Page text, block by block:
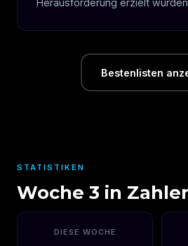
Herausforderung erzielt
Bestenlisten
STATISTIKEN
Woche 3 in
DIESE WOCHE